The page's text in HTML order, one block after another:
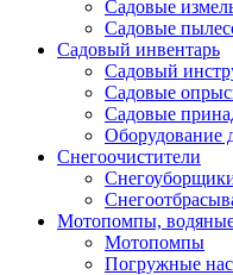
Садовые
Садовые
Садовый инвентарь
Садовый
Садовые
Садовые
Оборудование
Снегоочистители
Мотопомпы,
Мотопомпы
Погружные